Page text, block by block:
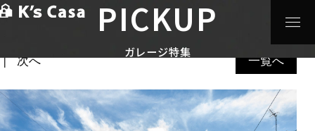
PICKUP
ガレージ特集
ガレージ特集> ビルトインガレージ>
一覧へ
次へ